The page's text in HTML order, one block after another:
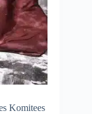
Komitees